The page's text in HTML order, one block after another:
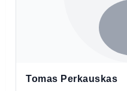
Tomas Perkauskas